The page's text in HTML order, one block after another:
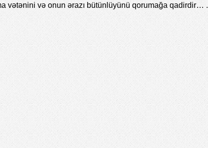
vətənini və onun ərazı bütünlüyünü qorumağa qadirdir… .